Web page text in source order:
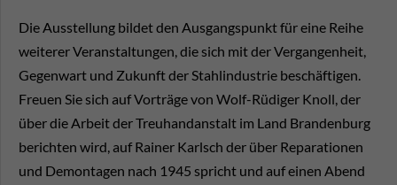
Die Ausstellung bildet den Ausgangspunkt für eine Reihe
weiterer Veranstaltungen, die sich mit der Vergangenheit,
Gegenwart und Zukunft der Stahlindustrie beschäftigen.
Freuen Sie sich auf Vorträge von Wolf-Rüdiger Knoll, der
über die Arbeit der Treuhandanstalt im Land Brandenburg
berichten wird, auf Rainer Karlsch der über Reparationen
und Demontagen nach 1945 spricht und auf einen Abend